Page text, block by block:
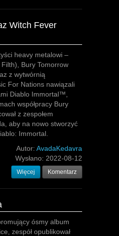
Witch Fever
heavy metalowi –
Bury Tomorrow
z wytwórnią
For Nations nawiązali
Diablo Immortal™,
współpracy Bury
z zespołem
aby na nowo stworzyć
Immortal.
Autor: AvadaKedavra
Wysłano: 2022-08-12
Więcej Komentarz
ósmy album
zespół opublikował